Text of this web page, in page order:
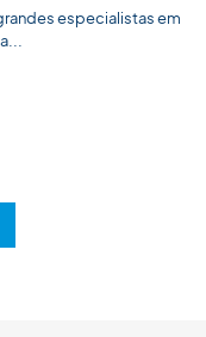
especialistas em